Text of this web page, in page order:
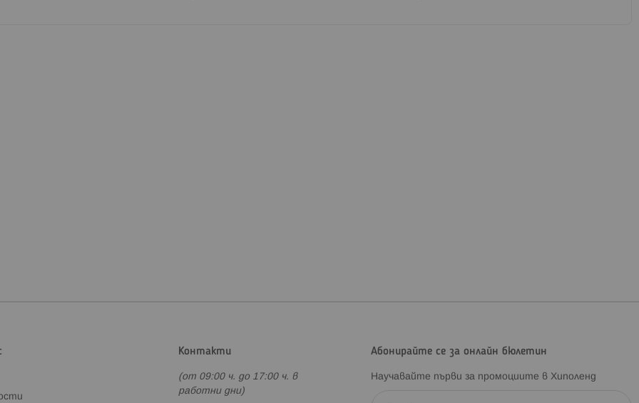
Контакти
(от 09:00 ч. до 17:00 ч. в
работни дни)
Абонирайте се за онлайн бюлетин
Научавайте първи за промоциите в Хиполенд